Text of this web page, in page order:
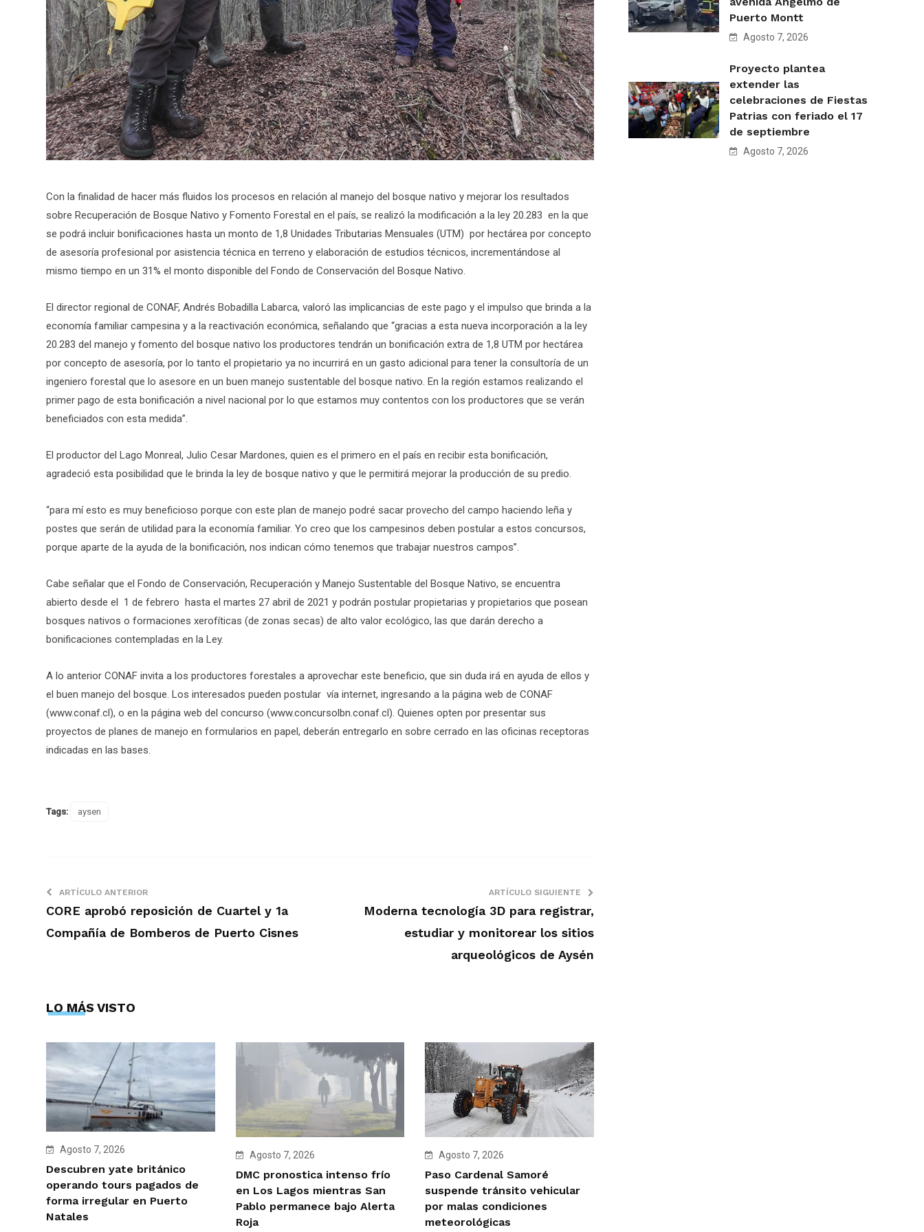
Con la finalidad de hacer más fluidos los procesos en relación al manejo del bosque nativo y mejorar los resultados
sobre Recuperación de Bosque Nativo y Fomento Forestal en el país, se realizó la modificación a la ley 20.283 en la que
se podrá incluir bonificaciones hasta un monto de 1,8 Unidades Tributarias Mensuales (UTM) por hectárea por concepto
de asesoría profesional por asistencia técnica en terreno y elaboración de estudios técnicos, incrementándose al
mismo tiempo en un 31% el monto disponible del Fondo de Conservación del Bosque Nativo.
El director regional de CONAF, Andrés Bobadilla Labarca, valoró las implicancias de este pago y el impulso que brinda a la
economía familiar campesina y a la reactivación económica, señalando que “gracias a esta nueva incorporación a la ley
20.283 del manejo y fomento del bosque nativo los productores tendrán un bonificación extra de 1,8 UTM por hectárea
por concepto de asesoría, por lo tanto el propietario ya no incurrirá en un gasto adicional para tener la consultoría de un
ingeniero forestal que lo asesore en un buen manejo sustentable del bosque nativo. En la región estamos realizando el
primer pago de esta bonificación a nivel nacional por lo que estamos muy contentos con los productores que se verán
beneficiados con esta medida”.
El productor del Lago Monreal, Julio Cesar Mardones, quien es el primero en el país en recibir esta bonificación,
agradeció esta posibilidad que le brinda la ley de bosque nativo y que le permitirá mejorar la producción de su predio.
“para mí esto es muy beneficioso porque con este plan de manejo podré sacar provecho del campo haciendo leña y
postes que serán de utilidad para la economía familiar. Yo creo que los campesinos deben postular a estos concursos,
porque aparte de la ayuda de la bonificación, nos indican cómo tenemos que trabajar nuestros campos”.
Cabe señalar que el Fondo de Conservación, Recuperación y Manejo Sustentable del Bosque Nativo, se encuentra
abierto desde el 1 de febrero hasta el martes 27 abril de 2021 y podrán postular propietarias y propietarios que posean
bosques nativos o formaciones xerofíticas (de zonas secas) de alto valor ecológico, las que darán derecho a
bonificaciones contempladas en la Ley.
A lo anterior CONAF invita a los productores forestales a aprovechar este beneficio, que sin duda irá en ayuda de ellos y
el buen manejo del bosque. Los interesados pueden postular vía internet, ingresando a la página web de CONAF
(www.conaf.cl), o en la página web del concurso (www.concursolbn.conaf.cl). Quienes opten por presentar sus
proyectos de planes de manejo en formularios en papel, deberán entregarlo en sobre cerrado en las oficinas receptoras
indicadas en las bases.
Tags: aysen
ARTÍCULO ANTERIOR
CORE aprobó reposición de Cuartel y 1a
Compañía de Bomberos de Puerto Cisnes
ARTÍCULO SIGUIENTE
Moderna tecnología 3D para registrar,
estudiar y monitorear los sitios
arqueológicos de Aysén
LO MÁS VISTO
Agosto 7, 2026
Descubren yate británico
operando tours pagados de
forma irregular en Puerto
Natales
Agosto 7, 2026
DMC pronostica intenso frío
en Los Lagos mientras San
Pablo permanece bajo Alerta
Roja
Agosto 7, 2026
Paso Cardenal Samoré
suspende tránsito vehicular
por malas condiciones
meteorológicas
Puerto Montt
Agosto 7, 2026
Proyecto plantea
extender las
celebraciones de Fiestas
Patrias con feriado el 17
de septiembre
Agosto 7, 2026